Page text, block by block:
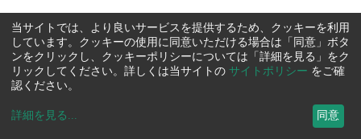
当サイトでは、より良いサービスを提供するため、クッキーを利用
しています。クッキーの使用に同意いただける場合は「同意」ボタ
ンをクリックし、クッキーポリシーについては「詳細を見る」をク
リックしてください。詳しくは当サイトの サイトポリシー をご確
認ください。
詳細を見る ... 同意